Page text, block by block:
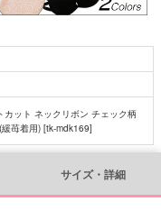
ット ネックリボン チェック柄
苺着用) [tk-mdk169]
サイズ・詳細